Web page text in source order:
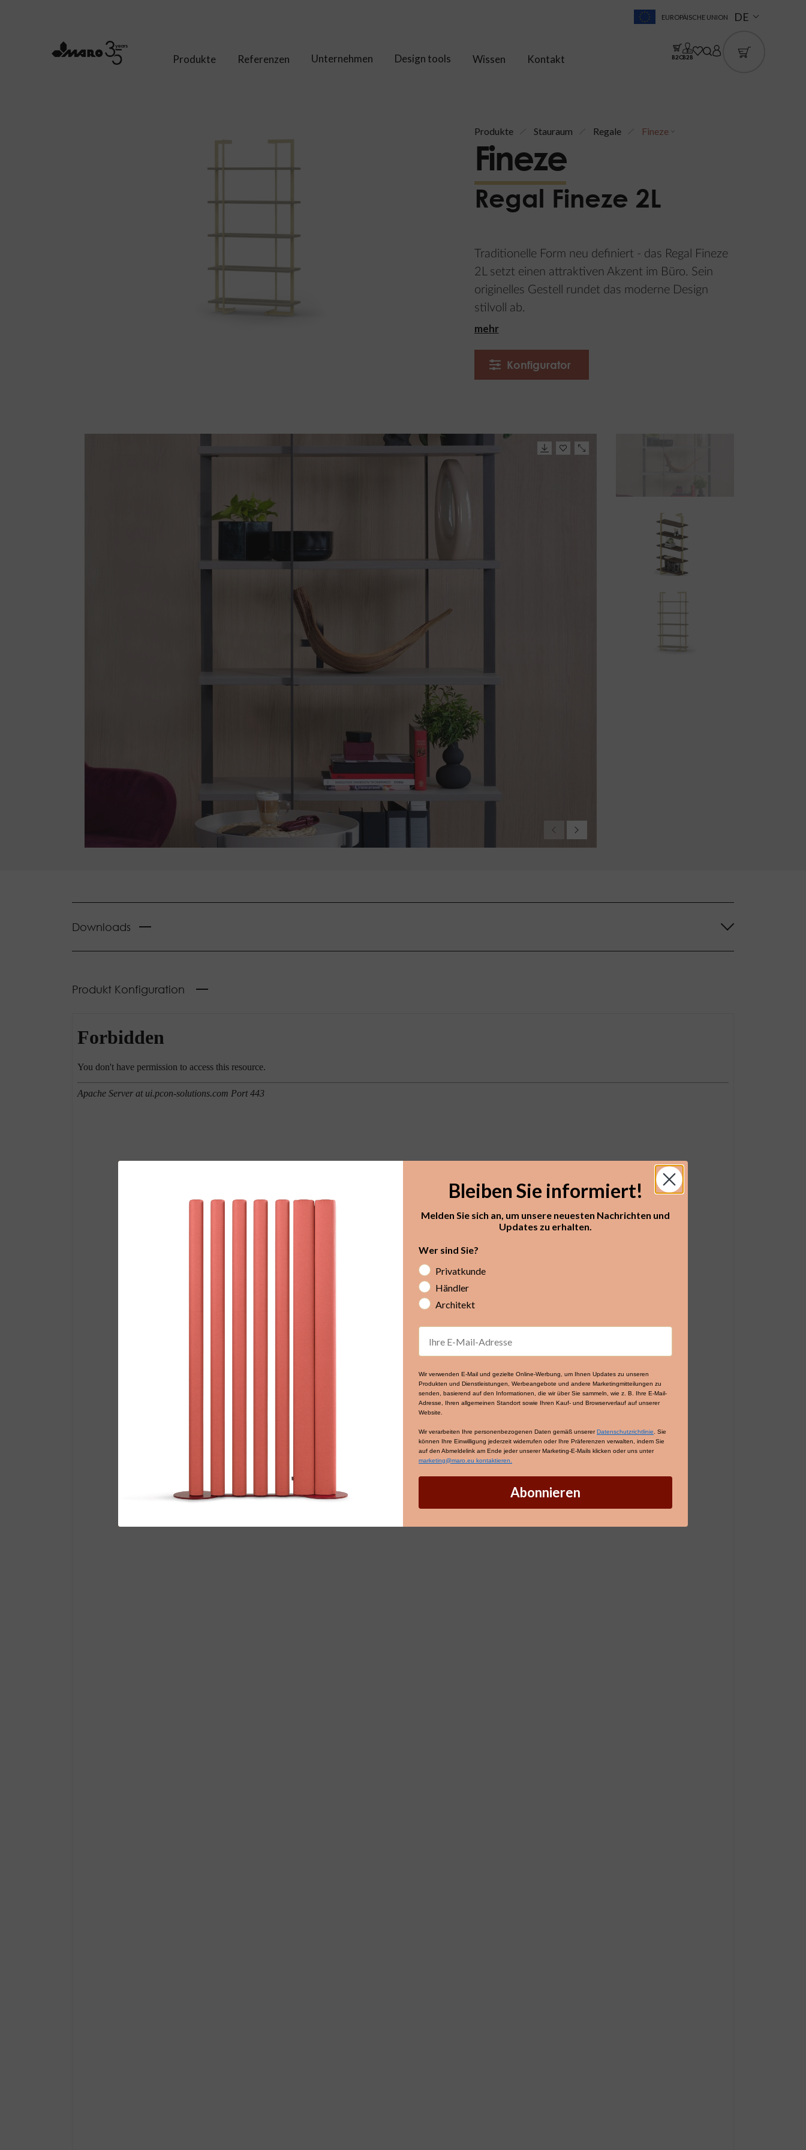
Produkte Referenzen Unternehmen Design tools Wissen Kontakt B2CB2B
EUROPÄISCHE UNION DE
Produkte Stauraum Regale Fineze
Fineze
Regal Fineze 2L
Traditionelle Form neu definiert - das Regal Fineze
2L setzt einen attraktiven Akzent im Büro. Sein
originelles Gestell rundet das moderne Design
stilvoll ab.
mehr
Konfigurator
Downloads
Produkt Konfiguration
Bleiben Sie informiert!
Melden Sie sich an, um unsere neuesten Nachrichten und
Updates zu erhalten.​
Wer sind Sie?
Privatkunde
Händler
Architekt
Email
Wir verwenden E-Mail und gezielte Online-Werbung, um Ihnen Updates zu unseren
Produkten und Dienstleistungen, Werbeangebote und andere Marketingmitteilungen zu
senden, basierend auf den Informationen, die wir über Sie sammeln, wie z. B. Ihre E-Mail-
Adresse, Ihren allgemeinen Standort sowie Ihren Kauf- und Browserverlauf auf unserer
Website.
Wir verarbeiten Ihre personenbezogenen Daten gemäß unsererDatenschutzrichtlinie . Sie
können Ihre Einwilligung jederzeit widerrufen oder Ihre Präferenzen verwalten, indem Sie
auf den Abmeldelink am Ende jeder unserer Marketing-E-Mails klicken oder uns unter
marketing@maro.eu kontaktieren.
Abonnieren